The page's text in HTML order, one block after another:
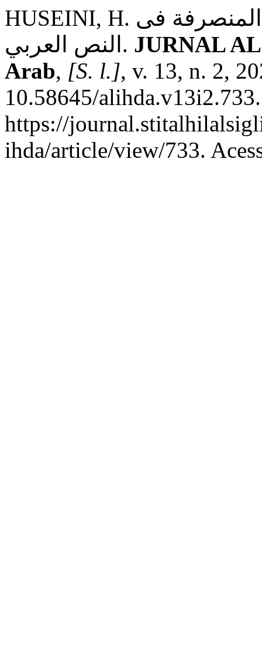
HUSEINI, H. قدرة الطلاب على فهم الكلمة المنصرفة فى
النص العربي. JURNAL
Arab, [S. l.], v. 13, n. 2,
10.58645/
https://
ihda/article/view/733.